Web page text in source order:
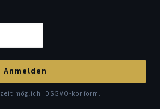
Anmelden
möglich. DSGVO-konform.